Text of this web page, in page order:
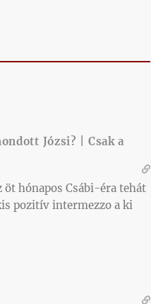
Józsi? | Csak a
hónapos Csábi-éra tehát
pozitív intermezzo a ki